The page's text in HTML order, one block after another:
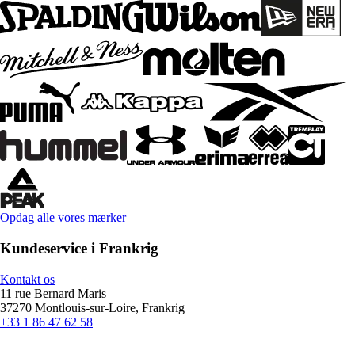
Opdag alle vores mærker
Kundeservice i Frankrig
Kontakt os
11 rue Bernard Maris
37270 Montlouis-sur-Loire, Frankrig
+33 1 86 47 62 58